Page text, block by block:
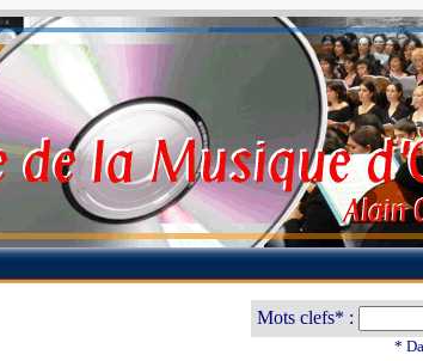
Mots clefs* :
*